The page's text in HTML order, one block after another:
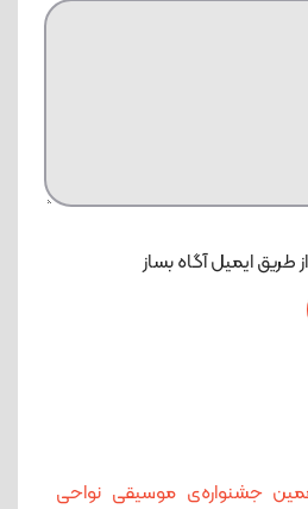
طریق ایمیل آگاه بساز
جشنواره‌ی موسیقی نواحی